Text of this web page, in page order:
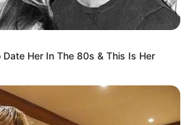
7 Potret
Berusia
Her In The 80s & This Is Her